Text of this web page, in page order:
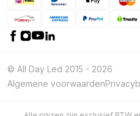
© All Day Led 2015 - 2026
Algemene voorwaarden